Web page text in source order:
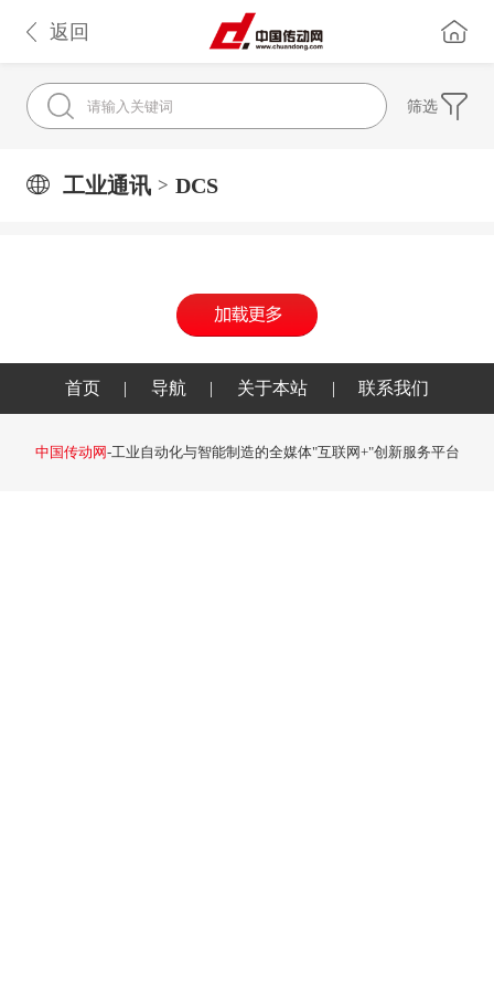
返回
筛选
工业通讯 > DCS
首页 | 导航 | 关于本站 | 联系我们
中国传动网-工业自动化与智能制造的全媒体"互联网+"创新服务平台